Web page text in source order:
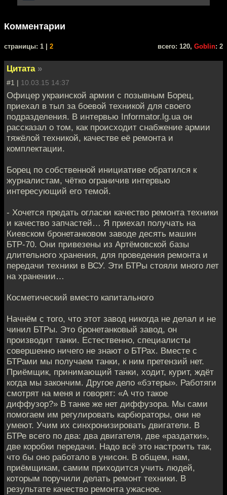
Комментарии
cтраницы: 1 | 2 всего: 120, Goblin: 2
Цитата »
#1 | 10.03.15 14:37
Офицер украинской армии с позывным Борец,
приехал в тыл за боевой техникой для своего
подразделения. В интервью Informator.lg.ua он
рассказал о том, как происходит снабжение армии
тяжёлой техникой, качестве её ремонта и
комплектации.
Борец по собственной инициативе обратился к
журналистам, чётко ограничив интервью
интересующий его темой.
- Хочется предать огласки качество ремонта техники
и качество запчастей… Я приехал получать на
Киевском бронетанковом заводе десять машин
БТР-70. Они привезены из Артёмовской базы
длительного хранения, для проведения ремонта и
передачи техники в ВСУ. Эти БТРы стояли много лет
на хранении…
Косметический вместо капитального
Начнём с того, что этот завод никогда не делал и не
чинил БТРы. Это бронетанковый завод, он
производит танки. Естественно, специалисты
совершенно ничего не знают о БТРах. Вместе с
БТРами мы получаем танки, к ним претензий нет.
Приёмщик, принимающий танки, ходит, курит, ждёт
когда мы закончим. Другое дело «бэтеры». Работяги
смотрят на меня и говорят: «А что такое
диффузор?» В танке же нет диффузора. Мы сами
помогаем им регулировать карбюраторы, они не
умеют. Учим их синхронизировать двигатели. В
БТРе всего по два: два двигателя, две «раздатки»,
две коробки передачи. Надо всё это настроить так,
что бы оно работало в унисон. В общем, нам,
приёмщикам, самим приходится учить людей,
которым поручили делать ремонт техники. В
результате качество ремонта ужасное.